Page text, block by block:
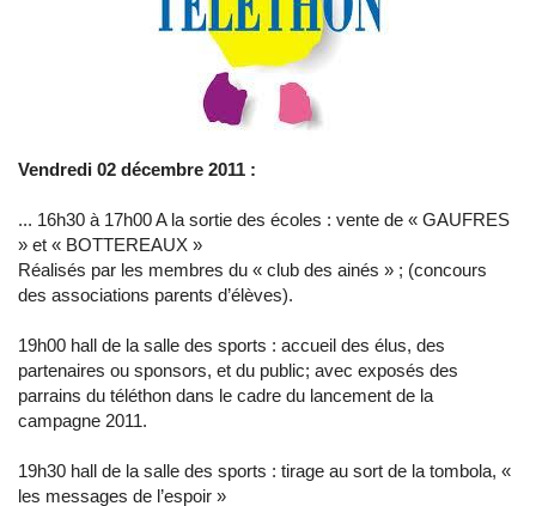
Vendredi 02 décembre 2011 :
... 16h30 à 17h00 A la sortie des écoles : vente de « GAUFRES
» et « BOTTEREAUX »
Réalisés par les membres du « club des ainés » ; (concours
des associations parents d’élèves).
19h00 hall de la salle des sports : accueil des élus, des
partenaires ou sponsors, et du public; avec exposés des
parrains du téléthon dans le cadre du lancement de la
campagne 2011.
19h30 hall de la salle des sports : tirage au sort de la tombola, «
les messages de l’espoir »